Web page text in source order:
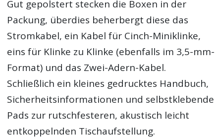
Gut gepolstert stecken die Boxen in der
Packung, überdies beherbergt diese das
Stromkabel, ein Kabel für Cinch-Miniklinke,
eins für Klinke zu Klinke (ebenfalls im 3,5-mm-
Format) und das Zwei-Adern-Kabel.
Schließlich ein kleines gedrucktes Handbuch,
Sicherheitsinformationen und selbstklebende
Pads zur rutschfesteren, akustisch leicht
entkoppelnden Tischaufstellung.